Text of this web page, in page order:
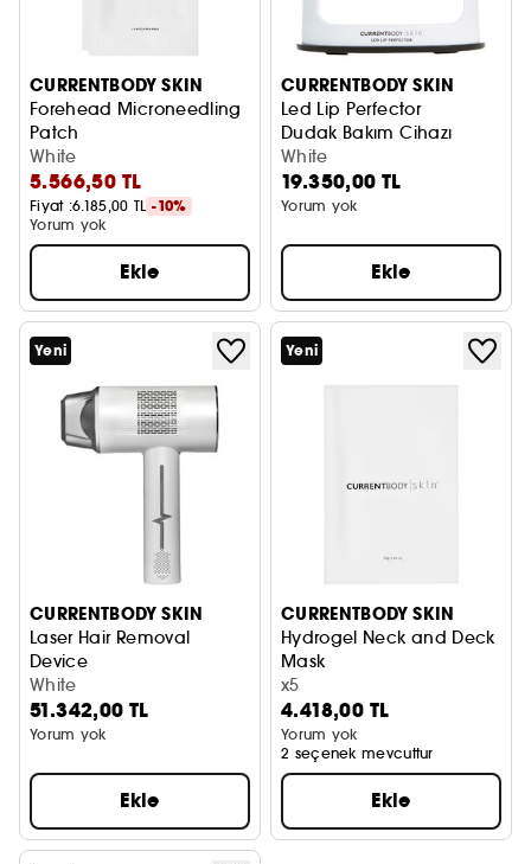
CURRENTBODY SKIN
Forehead Microneedling
Patch
Alın Bakım Maskesi
White
5.566,50 TL
Fiyat :6.185,00 TL -10%
Yorum yok
Ekle
CURRENTBODY SKIN
Led Lip Perfector
Dudak Bakım Cihazı
White
19.350,00 TL
Yorum yok
Ekle
Yeni
CURRENTBODY SKIN
Laser Hair Removal
Device
Lazer Epilasyon Cihazı
White
51.342,00 TL
Yorum yok
Ekle
Yeni
CURRENTBODY SKIN
Hydrogel Neck and Deck
Mask
Hidrojel Boyun ve Dekolte
x5
4.418,00 TL
Yorum yok
2 seçenek mevcuttur
Ekle